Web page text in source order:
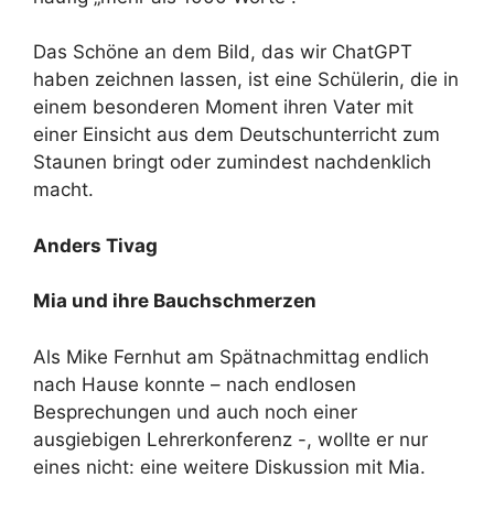
Das Schöne an dem Bild, das wir ChatGPT
haben zeichnen lassen, ist eine Schülerin, die in
einem besonderen Moment ihren Vater mit
einer Einsicht aus dem Deutschunterricht zum
Staunen bringt oder zumindest nachdenklich
macht.
Anders Tivag
Mia und ihre Bauchschmerzen
Als Mike Fernhut am Spätnachmittag endlich
nach Hause konnte – nach endlosen
Besprechungen und auch noch einer
ausgiebigen Lehrerkonferenz -, wollte er nur
eines nicht: eine weitere Diskussion mit Mia.